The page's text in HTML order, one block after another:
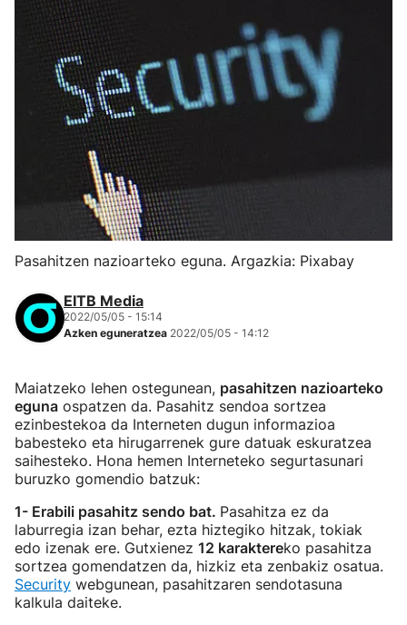
Pasahitzen nazioarteko eguna. Argazkia: Pixabay
EITB Media
2022/05/05 - 15:14
Azken eguneratzea 2022/05/05 - 14:12
Maiatzeko lehen ostegunean, pasahitzen nazioarteko
eguna ospatzen da. Pasahitz sendoa sortzea
ezinbestekoa da Interneten dugun informazioa
babesteko eta hirugarrenek gure datuak eskuratzea
saihesteko. Hona hemen Interneteko segurtasunari
buruzko gomendio batzuk:
1- Erabili pasahitz sendo bat. Pasahitza ez da
laburregia izan behar, ezta hiztegiko hitzak, tokiak
edo izenak ere. Gutxienez 12 karaktereko pasahitza
sortzea gomendatzen da, hizkiz eta zenbakiz osatua.
Security webgunean, pasahitzaren sendotasuna
kalkula daiteke.